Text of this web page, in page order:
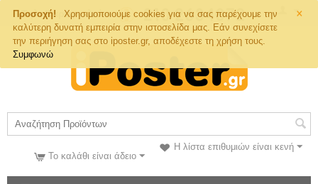
×
Προσοχή!
Χρησιμοποιούμε cookies για να σας παρέχουμε την
καλύτερη δυνατή εμπειρία στην ιστοσελίδα μας. Εάν συνεχίσετε
την περιήγηση σας στο iposter.gr, αποδέχεστε τη χρήση τους.
Συμφωνώ
Τηλ. Παραγγελιών
Η λίστα επιθυμιών είναι κενή
Το καλάθι είναι άδειο